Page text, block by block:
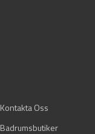
Kontakta Oss
Badrumsbutiker